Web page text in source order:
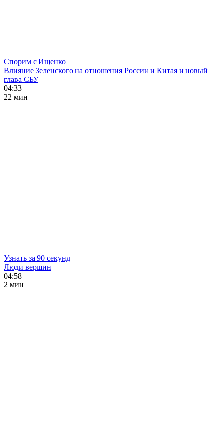
Спорим с Ищенко
Влияние Зеленского на отношения России и Китая и новый
глава СБУ
04:33
22 мин
Узнать за 90 секунд
Люди вершин
04:58
2 мин